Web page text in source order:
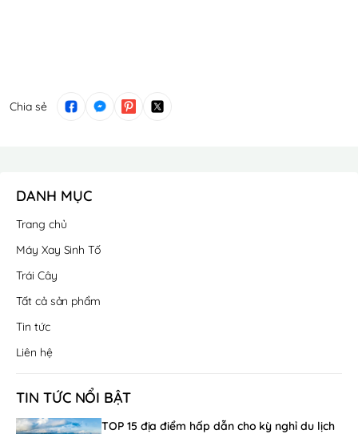
Chia sẻ
DANH MỤC
Trang chủ
Máy Xay Sinh Tố
Trái Cây
Tất cả sản phẩm
Tin tức
Liên hệ
TIN TỨC NỔI BẬT
TOP 15 địa điểm hấp dẫn cho kỳ nghỉ du lịch